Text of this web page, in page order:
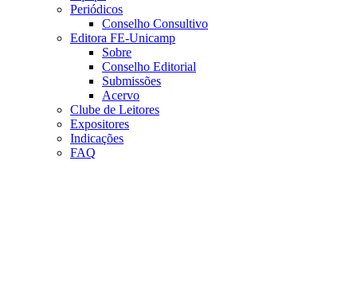
Periódicos
Conselho Consultivo
Editora FE-Unicamp
Sobre
Conselho Editorial
Submissões
Acervo
Clube de Leitores
Expositores
Indicações
FAQ